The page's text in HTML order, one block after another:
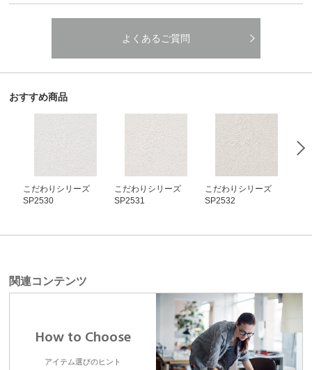
よくあるご質問
おすすめ商品
こだわりシリーズ
SP2530
こだわりシリーズ
SP2531
こだわりシリーズ
SP2532
関連コンテンツ
How to Choose
アイテム選びのヒント